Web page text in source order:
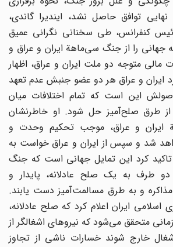
توافق حاصل نشد، ایندیرا گاندی،
کنفرانس، طی سخنانی نگرانی عمیق
را از جنگ سی‌ماهة ایران و عراق و
متوجه دو ملت ایران و عراق، اظهار
و عراق هر دو عضو جنبش عدم تعهد
این است که تمام اختلافات میان
طرق صلح‌آمیز حل شود. او خاطرنشان
ایران و عراق، موجب تحکیم وحدت و
شد و سپس از ایران و عراق ‌خواست به
کرد این تمایل جهانی است که جنگ
طرف به یک صلح عادلانه، پایدار و
و به طرق مسالمت‌آمیز دست یابند.
ایران اعلام کرد که صلح عادلانه،
متحقق می‌شود که نیروهای اشغالگر از
خارج شوند خسارات ناشی از تجاوز